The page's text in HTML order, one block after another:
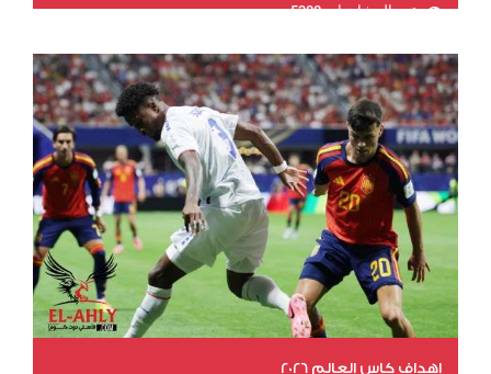
عدد المشاهدات 5300
اهداف كاس العالم 2026